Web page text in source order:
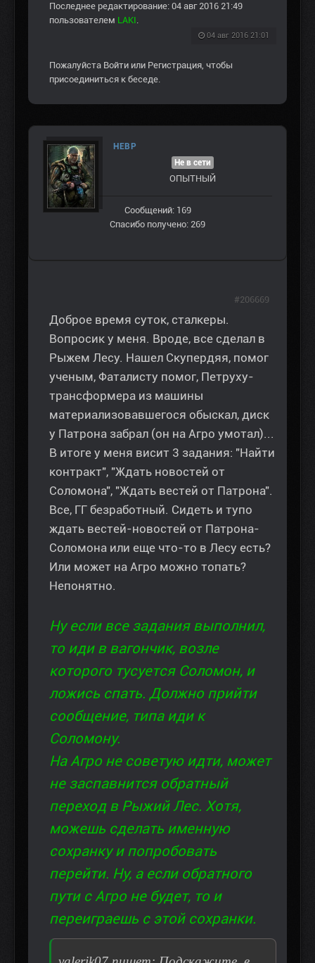
Последнее редактирование: 04 авг 2016 21:49
пользователем LAKI.
04 авг 2016 21:01
Пожалуйста Войти или Регистрация, чтобы
присоединиться к беседе.
НЕВР
Не в сети
ОПЫТНЫЙ
Сообщений: 169
Спасибо получено: 269
Доброе время суток, сталкеры.
Вопросик у меня. Вроде, все сделал в
Рыжем Лесу. Нашел Скупердяя, помог
ученым, Фаталисту помог, Петруху-
трансформера из машины
материализовавшегося обыскал, диск
у Патрона забрал (он на Агро умотал)...
В итоге у меня висит 3 задания: "Найти
контракт", "Ждать новостей от
Соломона", "Ждать вестей от Патрона".
Все, ГГ безработный. Сидеть и тупо
ждать вестей-новостей от Патрона-
Соломона или еще что-то в Лесу есть?
Или может на Агро можно топать?
Непонятно.
Ну если все задания выполнил,
то иди в вагончик, возле
которого тусуется Соломон, и
ложись спать. Должно прийти
сообщение, типа иди к
Соломону.
На Агро не советую идти, может
не заспавнится обратный
переход в Рыжий Лес. Хотя,
можешь сделать именную
сохранку и попробовать
перейти. Ну, а если обратного
пути с Агро не будет, то и
переиграешь с этой сохранки.
#206669